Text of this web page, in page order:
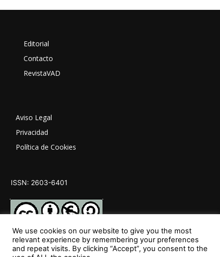
Editorial
Contacto
RevistaVAD
Aviso Legal
Privacidad
Política de Cookies
ISSN: 2603-6401
SÍGUENOS
We use cookies on our website to give you the most
relevant experience by remembering your preferences
and repeat visits. By clicking “Accept”, you consent to the